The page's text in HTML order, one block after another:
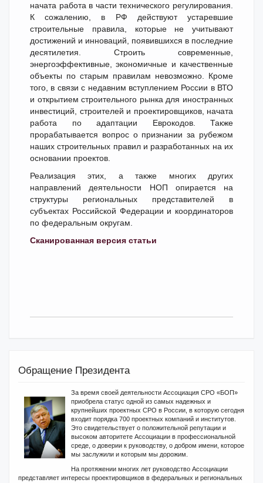
начата работа в части технического регулирования.
К сожалению, в РФ действуют устаревшие
строительные правила, которые не учитывают
достижений и инноваций, появившихся в последние
десятилетия. Строить современные,
энергоэффективные, экономичные и качественные
объекты по старым правилам невозможно. Кроме
того, в связи с недавним вступлением России в ВТО
и открытием строительного рынка для иностранных
инвестиций, строителей и проектировщиков, начата
работа по адаптации Еврокодов. Также
прорабатывается вопрос о признании за рубежом
наших строительных правил и разработанных на их
основании проектов.
Реализация этих, а также многих других
направлений деятельности НОП опирается на
структуры региональных представителей в
субъектах Российской Федерации и координаторов
по федеральным округам.
Сканированная версия статьи
Обращение Президента
За время своей деятельности Ассоциация СРО «БОП»
приобрела статус одной из самых надежных и
крупнейших проектных СРО в России, в которую сегодня
входит порядка 700 проектных компаний и институтов.
Это свидетельствует о положительной репутации и
высоком авторитете Ассоциации в профессиональной
среде, о доверии к руководству, о добром имени, которое
мы заслужили и которым мы дорожим.
На протяжении многих лет руководство Ассоциации
представляет интересы проектировщиков в федеральных и региональных